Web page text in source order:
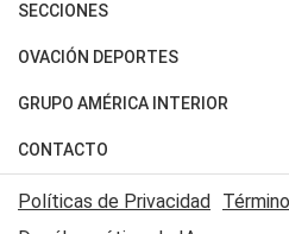
Últimas Noticias
Política
Judiciales
Economia
SECCIONES
Horóscopo
Motores
Trucos caseros
Series y Películas
OVACIÓN DEPORTES
Fútbol
Mundial
Automovilismo
Rugby
GRUPO AMÉRICA INTERIOR
Canal 7 en Vivo
CONTACTO
Acerca de Nosotros
Políticas de Privacidad